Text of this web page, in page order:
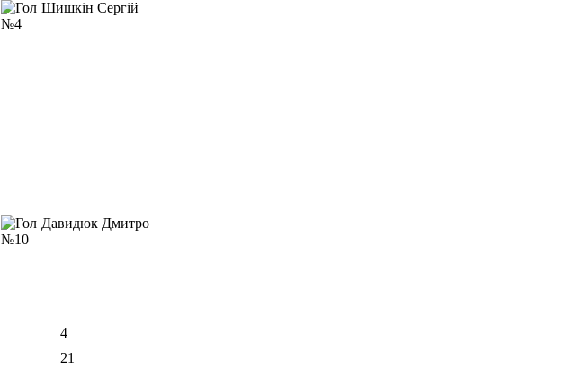
Шишкін Сергій
№4
Давидюк Дмитро
№10
4
21